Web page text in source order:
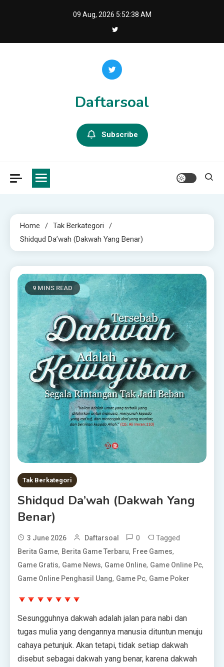
09 Aug, 2026 5:52:39 AM
Daftarsoal
Subscribe
Home
Tak Berkategori
Shidqud Da’wah (Dakwah Yang Benar)
9 MINS READ
Tak Berkategori
Shidqud Da’wah (Dakwah Yang
Benar)
3 June 2026 Daftarsoal 0 Tagged
Berita Game, Berita Game Terbaru, Free Games,
Game Gratis, Game News, Game Online, Game Online Pc,
Game Online Penghasil Uang, Game Pc, Game Poker
Sesungguhnya dakwah adalah jalan para nabi dan
tugas mulia yang dengannya manusia dituntun menuju
cahaya petunjuk. Akan tetapi, tidak setiap dakwah
disebut sebagai dakwah yang benar, karena dakwah